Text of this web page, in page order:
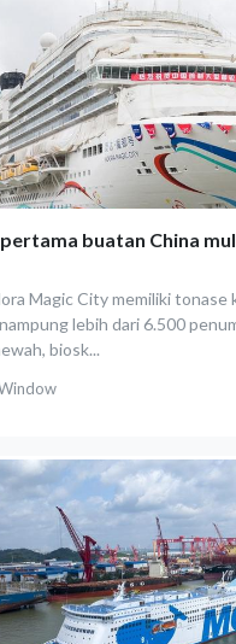
buatan China
Magic City memiliki
lebih dari 6.500
biosk...